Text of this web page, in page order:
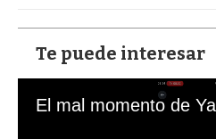
Te puede interesar